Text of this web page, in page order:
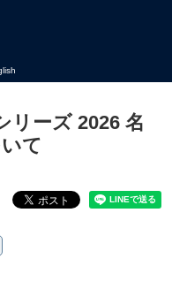
リーズ 2026 名
て